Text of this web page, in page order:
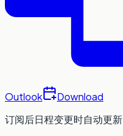
Outlook
Download
订阅后日程变更时自动更新